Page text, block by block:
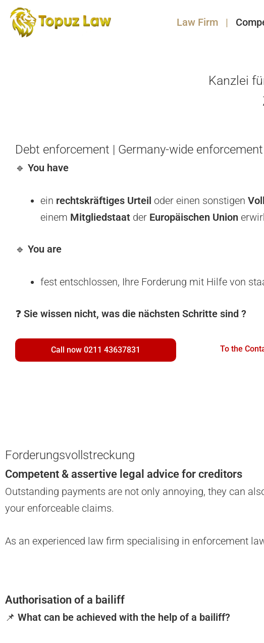
Law Firm
Kanzlei
Debt enforcement | Germany-wide enforcement
🔹 You have
ein rechtskräftiges Urteil oder einen sonstigen
einem Mitgliedstaat der Europäischen Union
🔹 You are
fest entschlossen, Ihre Forderung mit Hilfe von
❓ Sie wissen nicht, was die nächsten Schritte sind ?
Call now 0211 43637831 To the
Forderungsvollstreckung
Competent & assertive legal advice for creditors
Outstanding payments are not only annoying, they can
your enforceable claims.
As an experienced law firm specialising in enforcement
Authorisation of a bailiff
📌 What can be achieved with the help of a bailiff?